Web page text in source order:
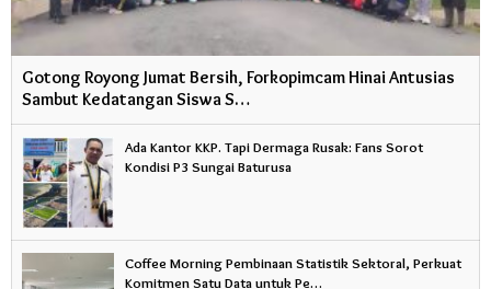
Gotong Royong Jumat Bersih, Forkopimcam Hinai Antusias
Sambut Kedatangan Siswa S…
Ada Kantor KKP. Tapi Dermaga Rusak: Fans Sorot
Kondisi P3 Sungai Baturusa
Coffee Morning Pembinaan Statistik Sektoral, Perkuat
Komitmen Satu Data untuk Pe…